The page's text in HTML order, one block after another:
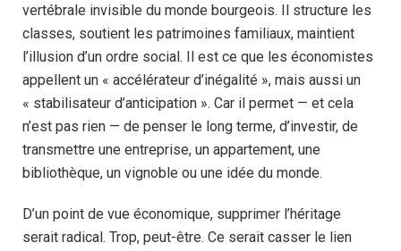
vertébrale invisible du monde bourgeois. Il structure les
classes, soutient les patrimoines familiaux, maintient
l’illusion d’un ordre social. Il est ce que les économistes
appellent un « accélérateur d’inégalité », mais aussi un
« stabilisateur d’anticipation ». Car il permet — et cela
n’est pas rien — de penser le long terme, d’investir, de
transmettre une entreprise, un appartement, une
bibliothèque, un vignoble ou une idée du monde.
D’un point de vue économique, supprimer l’héritage
serait radical. Trop, peut-être. Ce serait casser le lien